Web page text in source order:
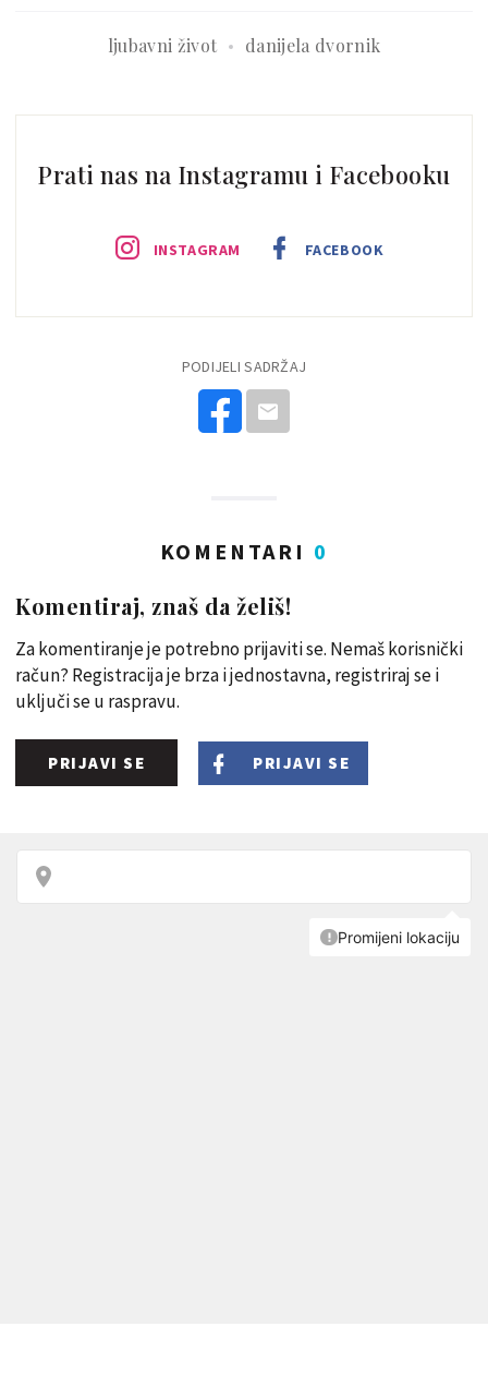
ljubavni život danijela dvornik
Prati nas na Instagramu i Facebooku
INSTAGRAM FACEBOOK
PODIJELI SADRŽAJ
KOMENTARI 0
Komentiraj, znaš da želiš!
Za komentiranje je potrebno prijaviti se. Nemaš korisnički
račun? Registracija je brza i jednostavna, registriraj se i
uključi se u raspravu.
PRIJAVI SE PRIJAVI SE